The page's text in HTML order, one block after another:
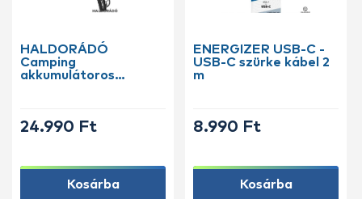
HALDORÁDÓ
Camping
akkumulátoros
24.990 Ft
Kosárba
ENERGIZER USB-C -
USB-C szürke kábel 2
m
8.990 Ft
Kosárba